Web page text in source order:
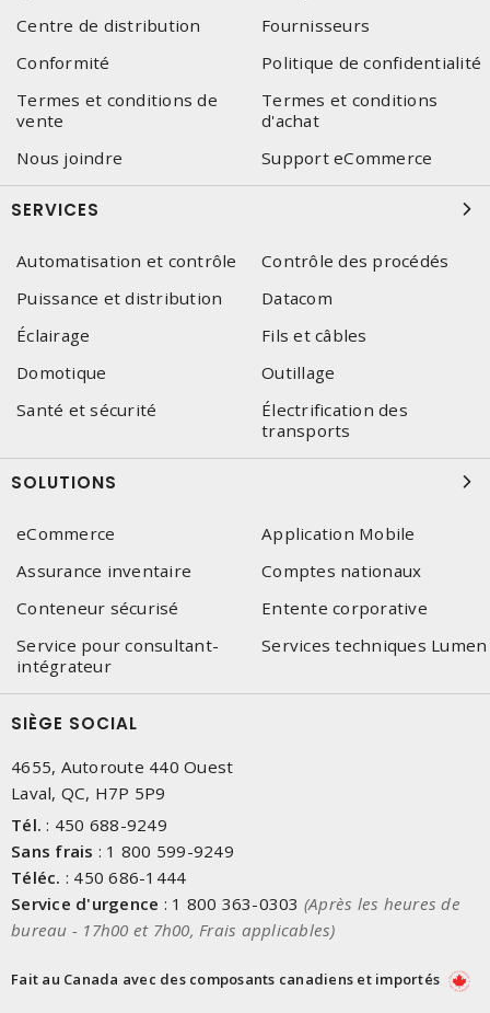
Centre de distribution
Fournisseurs
Conformité
Politique de confidentialité
Termes et conditions de
vente
Termes et conditions
d'achat
Nous joindre
Support eCommerce
SERVICES
Automatisation et contrôle
Contrôle des procédés
Puissance et distribution
Datacom
Éclairage
Fils et câbles
Domotique
Outillage
Santé et sécurité
Électrification des
transports
SOLUTIONS
eCommerce
Application Mobile
Assurance inventaire
Comptes nationaux
Conteneur sécurisé
Entente corporative
Service pour consultant-
intégrateur
Services techniques Lumen
SIÈGE SOCIAL
4655, Autoroute 440 Ouest
Laval, QC, H7P 5P9
Tél. : 450 688-9249
Sans frais : 1 800 599-9249
Téléc. : 450 686-1444
Service d'urgence : 1 800 363-0303 (Après les heures de
bureau - 17h00 et 7h00, Frais applicables)
Fait au Canada avec des composants canadiens et importés